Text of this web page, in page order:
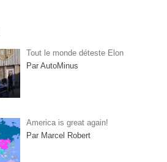
Tout le monde déteste Elon
Par AutoMinus
America is great again!
Par Marcel Robert